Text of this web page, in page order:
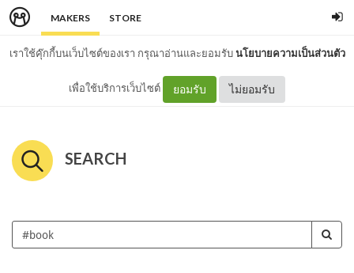
MAKERS STORE
เราใช้คุ๊กกี้บนเว็บไซต์ของเรา กรุณาอ่านและยอมรับนโยบายความเป็นส่วนตัว
เพื่อใช้บริการเว็บไซต์ ยอมรับ ไม่ยอมรับ
SEARCH